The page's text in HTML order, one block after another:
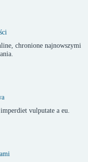
chronione najnowszymi
vulputate a eu.